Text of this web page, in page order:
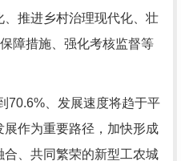
推进乡村治理现代化、壮
障措施、强化考核监督等
、发展速度将趋于平
作为重要路径，加快形成
、共同繁荣的新型工农城